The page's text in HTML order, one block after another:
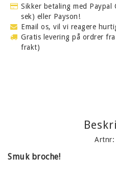
Sikker betaling med Paypal
sek) eller Payson!
Email os, vil vi reagere
Gratis levering på ordrer
frakt)
Artnr:
Smuk broche!